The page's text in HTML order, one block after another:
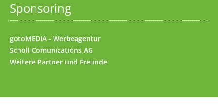
Sponsoring
gotoMEDIA - Werbeagentur
Scholl Comunications AG
Weitere Partner und Freunde